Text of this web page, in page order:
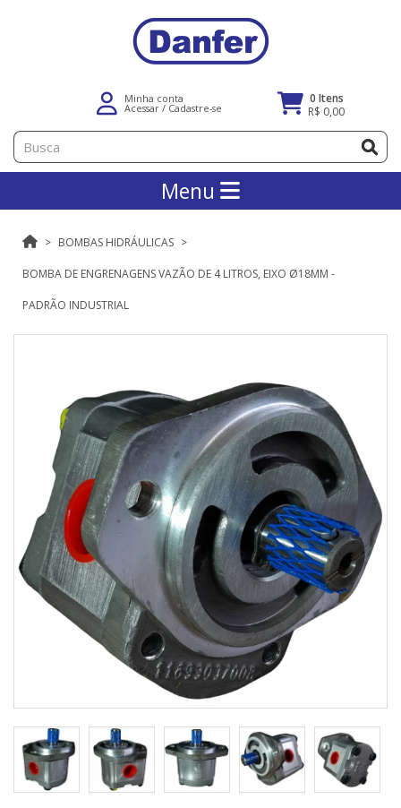
Minha conta
Acessar / Cadastre-se
0 Itens
R$ 0,00
Menu
BOMBAS HIDRÁULICAS
BOMBA DE ENGRENAGENS VAZÃO DE 4 LITROS, EIXO Ø18MM -
PADRÃO INDUSTRIAL